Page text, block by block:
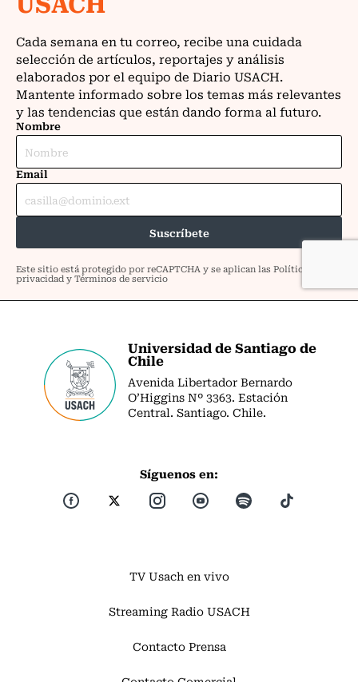
Universidad de Santiago de
Chile
Avenida Libertador Bernardo
O’Higgins Nº 3363. Estación
Central. Santiago. Chile.
Síguenos en:
TV Usach en vivo
Streaming Radio USACH
Contacto Prensa